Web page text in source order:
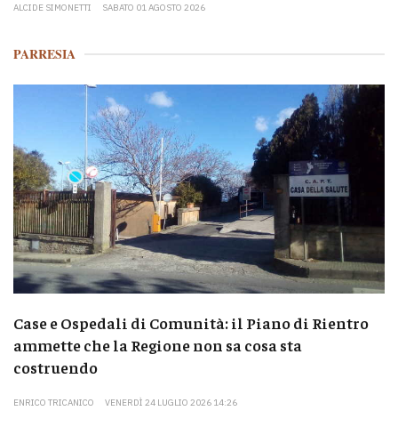
ALCIDE SIMONETTI SABATO 01 AGOSTO 2026
PARRESIA
Case e Ospedali di Comunità: il Piano di Rientro
ammette che la Regione non sa cosa sta
costruendo
ENRICO TRICANICO VENERDÌ 24 LUGLIO 2026 14:26